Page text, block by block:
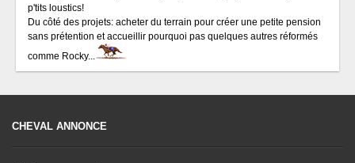
p'tits loustics!
Du côté des projets: acheter du terrain pour créer une petite pension
sans prétention et accueillir pourquoi pas quelques autres réformés
comme Rocky...
CHEVAL ANNONCE